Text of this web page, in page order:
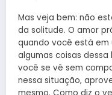
Mas veja bem: não
da solitude. O amor
quando você está em
algumas coisas
você se vê sem
nessa situação,
mesmo. Como diz o